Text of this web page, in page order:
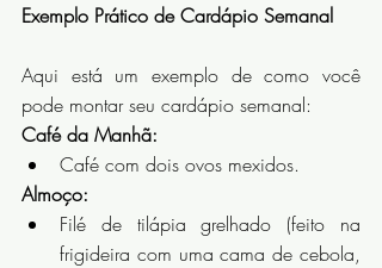
Exemplo Prático de Cardápio Semanal
Aqui está um exemplo de como você
pode montar seu cardápio semanal:
Café da Manhã:
Café com dois ovos mexidos.
Almoço:
Filé de tilápia grelhado (feito na
frigideira com uma cama de cebola,